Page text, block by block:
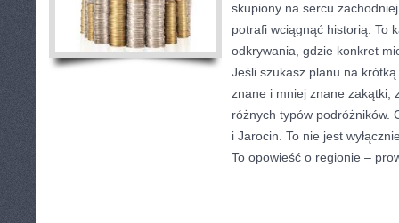
skupiony na sercu
potrafi wciągnąć historią. To
odkrywania, gdzie konkret
Jeśli szukasz planu na
znane i mniej znane zakątki,
różnych typów podróżników.
i Jarocin. To nie jest
To opowieść o regionie –